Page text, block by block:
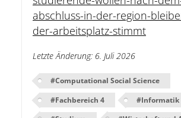
abschluss-in-der-region-
der-arbeitsplatz-stimmt
Letzte Änderung: 6. Juli 2026
#Computational Social Science
#Fachbereich 4 #Informatik